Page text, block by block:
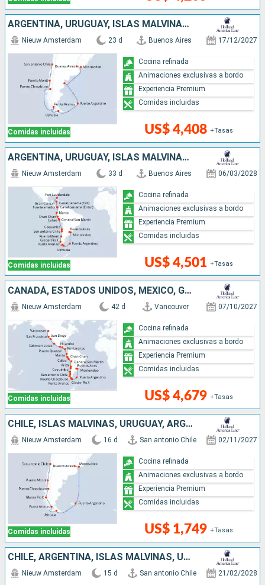
ARGENTINA, URUGUAY, ISLAS MALVINAS, CHILE
Comidas incluidas
Nieuw Amsterdam 23 d Buenos Aires 17/12/2027
US$ 4,408 +Tasas
Cocina refinada
Animaciones exclusivas a bordo
Experiencia Premium
Comidas incluidas
ARGENTINA, URUGUAY, ISLAS MALVINAS, CHILE, PERÚ, ECUADOR, PANAMÁ, ISLAS CAIMÁN, ESTADOS UNIDOS
Comidas incluidas
Nieuw Amsterdam 33 d Buenos Aires 06/03/2028
US$ 4,501 +Tasas
Cocina refinada
Animaciones exclusivas a bordo
Experiencia Premium
Comidas incluidas
CANADÁ, ESTADOS UNIDOS, MÉXICO, GUATEMALA, COSTA RICA, ECUADOR, PERÚ, CHILE, ARGENTINA, ISLAS MALVINAS, URUGUAY
Comidas incluidas
Nieuw Amsterdam 42 d Vancouver 07/10/2027
US$ 4,679 +Tasas
Cocina refinada
Animaciones exclusivas a bordo
Experiencia Premium
Comidas incluidas
CHILE, ISLAS MALVINAS, URUGUAY, ARGENTINA
Comidas incluidas
Nieuw Amsterdam 16 d San antonio Chile 02/11/2027
US$ 1,749 +Tasas
Cocina refinada
Animaciones exclusivas a bordo
Experiencia Premium
Comidas incluidas
CHILE, ARGENTINA, ISLAS MALVINAS, URUGUAY
Nieuw Amsterdam 15 d San antonio Chile 21/02/2028